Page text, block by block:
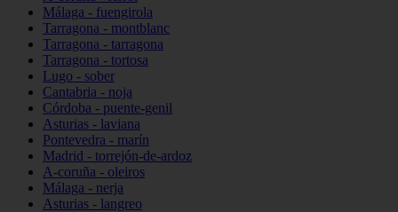
Málaga - fuengirola
Tarragona - montblanc
Tarragona - tarragona
Tarragona - tortosa
Lugo - sober
Cantabria - noja
Córdoba - puente-genil
Asturias - laviana
Pontevedra - marín
Madrid - torrejón-de-ardoz
A-coruña - oleiros
Málaga - nerja
Asturias - langreo